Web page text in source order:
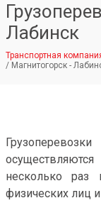
Лабинск
Транспортная
/ Магнитогорск -
несколько
физических лиц